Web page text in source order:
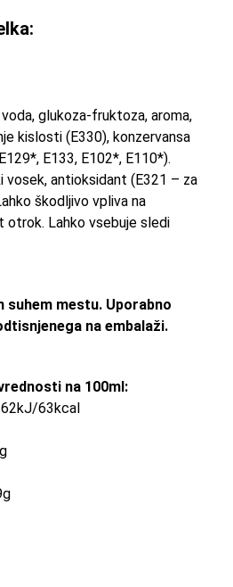
glukoza-fruktoza, aroma,
kislosti (E330), konzervansa
E133, E102*, E110*).
vosek, antioksidant (E321 – za
škodljivo vpliva na
Lahko vsebuje sledi
suhem mestu. Uporabno
na embalaži.
na 100ml:
63kcal